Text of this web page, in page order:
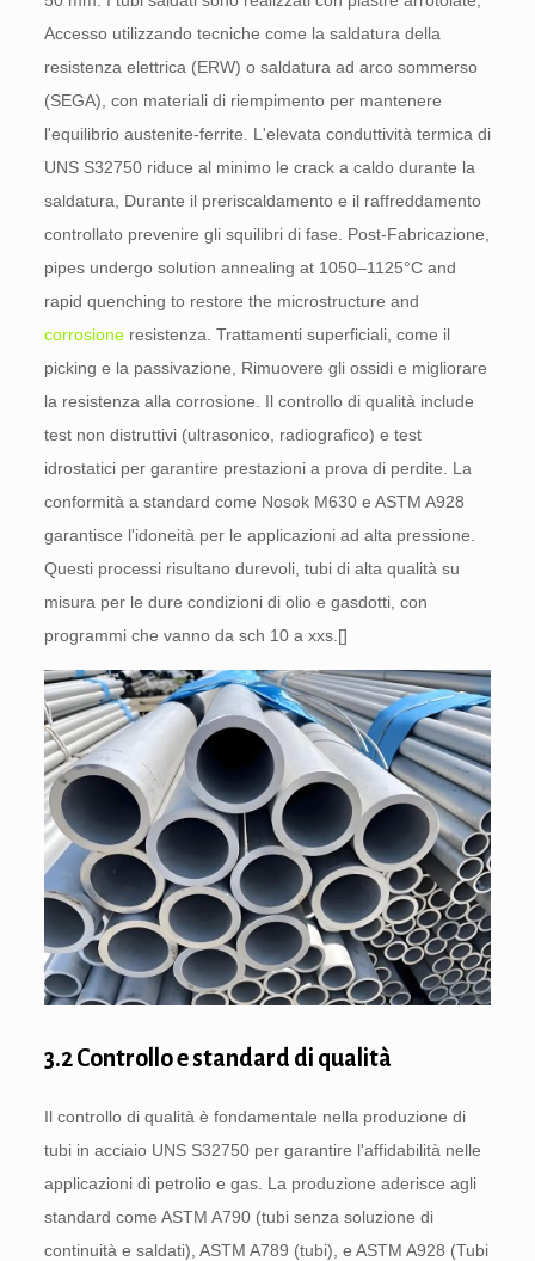
Accesso utilizzando tecniche come la saldatura della
resistenza elettrica (ERW) o saldatura ad arco sommerso
(SEGA), con materiali di riempimento per mantenere
l'equilibrio austenite-ferrite. L'elevata conduttività termica di
UNS S32750 riduce al minimo le crack a caldo durante la
saldatura, Durante il preriscaldamento e il raffreddamento
controllato prevenire gli squilibri di fase. Post-Fabricazione,
pipes undergo solution annealing at 1050–1125°C and
rapid quenching to restore the microstructure and
corrosioneresistenza. Trattamenti superficiali, come il
picking e la passivazione, Rimuovere gli ossidi e migliorare
la resistenza alla corrosione. Il controllo di qualità include
test non distruttivi (ultrasonico, radiografico) e test
idrostatici per garantire prestazioni a prova di perdite. La
conformità a standard come Nosok M630 e ASTM A928
garantisce l'idoneità per le applicazioni ad alta pressione.
Questi processi risultano durevoli, tubi di alta qualità su
misura per le dure condizioni di olio e gasdotti, con
programmi che vanno da sch 10 a xxs.[]
3.2 Controllo e standard di qualità
Il controllo di qualità è fondamentale nella produzione di
tubi in acciaio UNS S32750 per garantire l'affidabilità nelle
applicazioni di petrolio e gas. La produzione aderisce agli
standard come ASTM A790 (tubi senza soluzione di
continuità e saldati), ASTM A789 (tubi), e ASTM A928 (Tubi